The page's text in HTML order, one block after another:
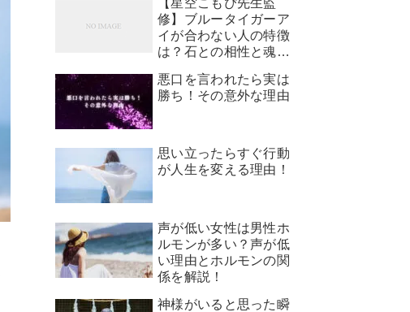
【星空こもぴ先生監
修】ブルータイガーア
イが合わない人の特徴
は？石との相性と魂が
悪口を言われたら実は
勝ち！その意外な理由
思い立ったらすぐ行動
が人生を変える理由！
声が低い女性は男性ホ
ルモンが多い？声が低
い理由とホルモンの関
係を解説！
神様がいると思った瞬